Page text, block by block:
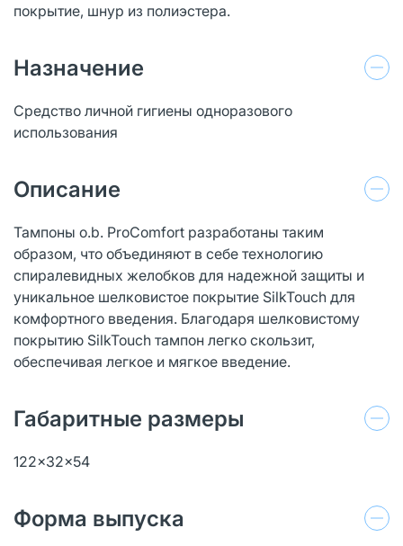
покрытие, шнур из полиэстера.
Назначение
Средство личной гигиены одноразового
использования
Описание
Тампоны o.b. ProComfort разработаны таким
образом, что объединяют в себе технологию
спиралевидных желобков для надежной защиты и
уникальное шелковистое покрытие SilkTouch для
комфортного введения. Благодаря шелковистому
покрытию SilkTouch тампон легко скользит,
обеспечивая легкое и мягкое введение.
Габаритные размеры
122x32x54
Форма выпуска